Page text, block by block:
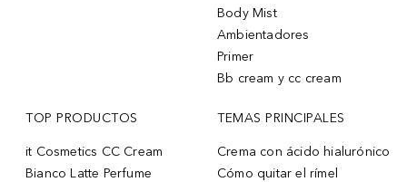
Body Mist
Ambientadores
Primer
Bb cream y cc cream
TOP PRODUCTOS
it Cosmetics CC Cream
Bianco Latte Perfume
TEMAS PRINCIPALES
Crema con ácido hialurónico
Cómo quitar el rímel